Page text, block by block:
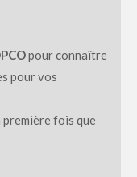
pour connaître
pour vos
fois que